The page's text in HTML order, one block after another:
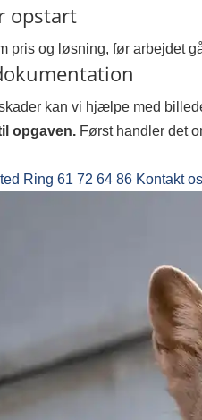
opstart
pris og løsning, før arbejdet
kan vi hjælpe med
opgaven. Først handler det
Ring 61 72 64 86 Kontakt os